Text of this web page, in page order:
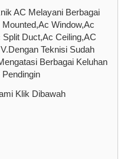
AC Melayani Berbagai
Window,Ac
Duct,Ac Ceiling,AC
Teknisi Sudah
Berbagai Keluhan
Klik Dibawah